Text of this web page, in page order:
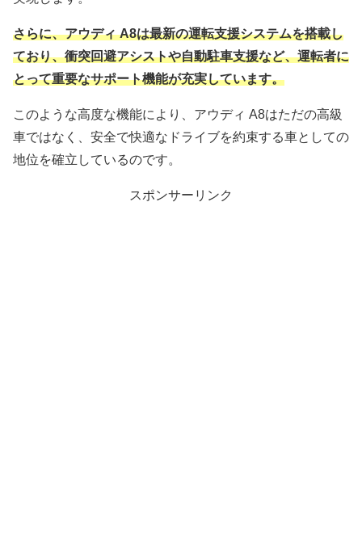
さらに、アウディ A8は最新の運転支援システムを搭載し
ており、衝突回避アシストや自動駐車支援など、運転者に
とって重要なサポート機能が充実しています。
このような高度な機能により、アウディ A8はただの高級
車ではなく、安全で快適なドライブを約束する車としての
地位を確立しているのです。
スポンサーリンク